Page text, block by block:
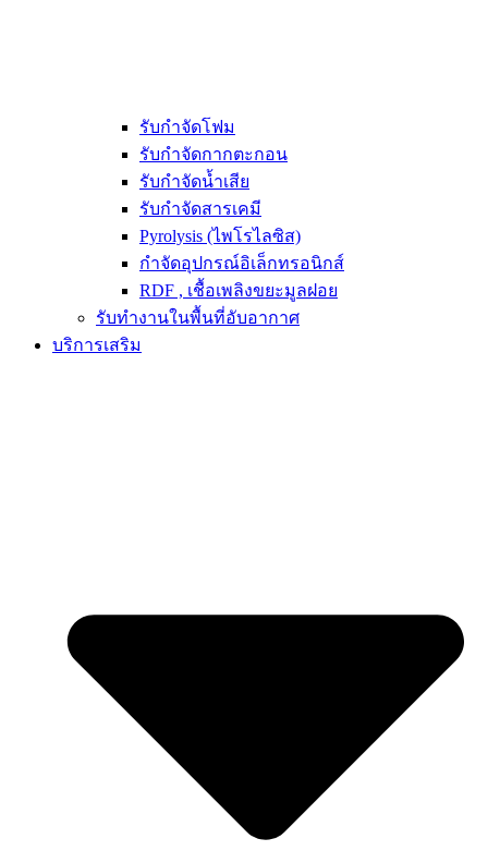
รับกำจัดโฟม
รับกำจัดกากตะกอน
รับกำจัดน้ำเสีย
รับกำจัดสารเคมี
Pyrolysis (ไพโรไลซิส)
กำจัดอุปกรณ์อิเล็กทรอนิกส์
RDF , เชื้อเพลิงขยะมูลฝอย
รับทำงานในพื้นที่อับอากาศ
บริการเสริม